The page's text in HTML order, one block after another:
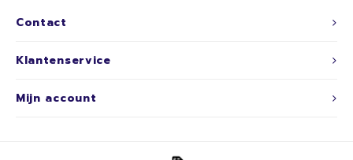
Contact
Klantenservice
Mijn account